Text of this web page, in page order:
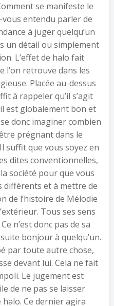
se manifeste le
entendu parler de
à juger quelqu’un
un détail ou simplement
L’effet de halo fait
l’on retrouve dans les
Placée au-dessus
à rappeler qu’il s’agit
est globalement bon et
donc imaginer combien
prégnant dans le
suffit que vous soyez en
dites conventionnelles,
société pour que vous
différents et à mettre de
de l’histoire de Mélodie
Tous ses sens
n’est donc pas de sa
bonjour à quelqu’un.
par toute autre chose,
devant lui. Cela ne fait
Le jugement est
de ne pas se laisser
Ce dernier agira